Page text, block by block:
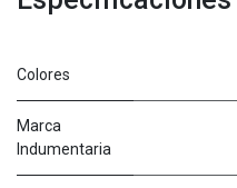
Colores
Marca
Indumentaria